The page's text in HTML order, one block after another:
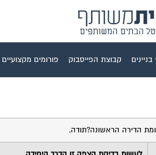
קבוצת הפייסבוק פורומים מקצועיים
הדירה הראשונה?תודה.